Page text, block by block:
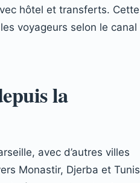
hôtel et transferts. Cette
voyageurs selon le canal
la
avec d’autres villes
Monastir, Djerba et Tunis